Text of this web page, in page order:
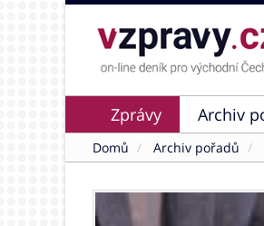
Zprávy Archiv
Domů Archiv pořadů